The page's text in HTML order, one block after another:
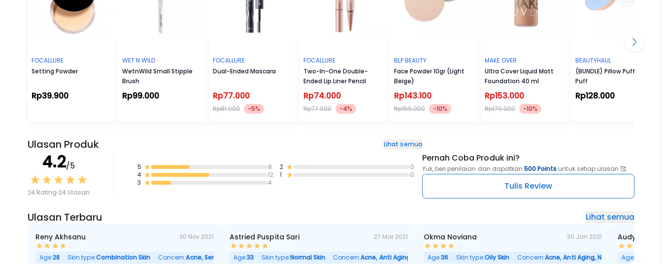
FOCALLURE
Setting Powder
Rp39.900
WET N WILD
WetnWild Small Stipple
Brush
Rp99.000
FOCALLURE
Dual-Ended Mascara
Rp77.000
Rp81.000 -5%
FOCALLURE
Two-In-One Double-
Ended Lip Liner Pencil
Rp74.000
Rp77.000 -4%
BLP BEAUTY
Face Powder 10gr (Light
Beige)
Rp143.100
Rp159.000 -10%
MAKE OVER
Ultra Cover Liquid Matt
Foundation 40 ml
Rp153.000
Rp170.000 -10%
BEAUTYHAUL
(BUNDLE) Pillow Puff + Mini
Puff
Rp128.000
Ulasan Produk Lihat semua
4.2/5
24 Rating 24 Ulasan
5
8
4
12
3
4
2
0
1
0
Pernah Coba Produk ini?
Yuk, beri penilaian dan dapatkan 500 Points untuk setiap ulasan 🥰
Tulis Review
Ulasan Terbaru Lihat semua
Reny Akhsanu 30 Nov 2021
Age:28 Skin type:Combination Skin Concern:Acne, Sensitif, Pori Besar
Astried Puspita Sari 27 Mar 2021
Age:33 Skin type:Normal Skin Concern:Acne, Anti Aging, Noda Hitam, Pori Besar
Okma Noviana 30 Jan 2021
Age:36 Skin type:Oily Skin Concern:Acne, Anti Aging, Noda Hitam, Kulit
Audy
Age: